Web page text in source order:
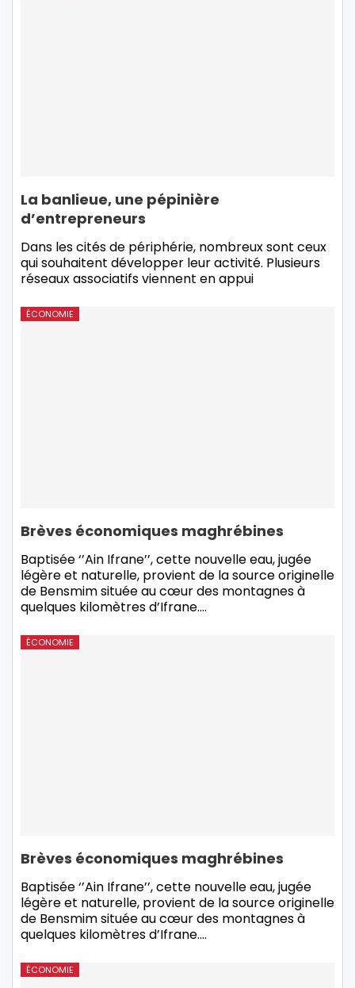
La banlieue, une pépinière
d’entrepreneurs
Dans les cités de périphérie, nombreux sont ceux
qui souhaitent développer leur activité. Plusieurs
réseaux associatifs viennent en appui
ÉCONOMIE
Brèves économiques maghrébines
Baptisée ‘’Ain Ifrane’’, cette nouvelle eau, jugée
légère et naturelle, provient de la source originelle
de Bensmim située au cœur des montagnes à
quelques kilomètres d’Ifrane.…
ÉCONOMIE
Brèves économiques maghrébines
Baptisée ‘’Ain Ifrane’’, cette nouvelle eau, jugée
légère et naturelle, provient de la source originelle
de Bensmim située au cœur des montagnes à
quelques kilomètres d’Ifrane.…
ÉCONOMIE